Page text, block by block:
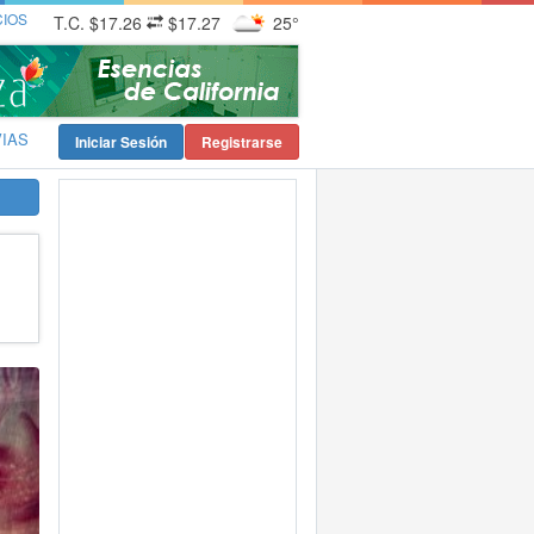
T.C. $17.26 $17.27 25°
Registrarse
Iniciar Sesión